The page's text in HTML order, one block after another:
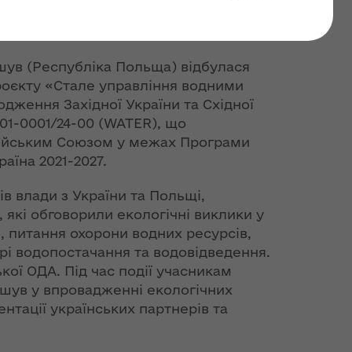
разом дбають про
(Республіка Польща) відбулася
«Стале управління водними
Західної України та Східної
0001/24-00 (WATER), що
Союзом у межах Програми
2021-2027.
влади з України та Польщі,
які обговорили екологічні виклики у
питання охорони водних ресурсів,
водопостачання та водовідведення.
ОДА. Під час події учасникам
у впровадженні екологічних
українських партнерів та